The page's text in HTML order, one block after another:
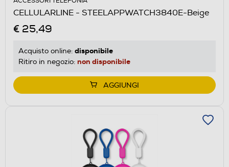
CELLULARLINE - STEELAPPWATCH3840E-Beige
€ 25,49
Acquisto online: disponibile
Ritiro in negozio: non disponibile
AGGIUNGI